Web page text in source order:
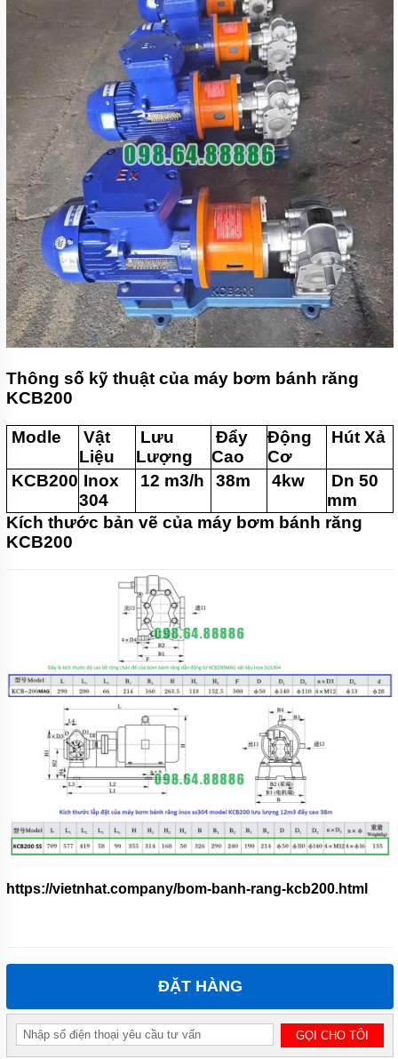
Thông số kỹ thuật của máy bơm bánh răng
KCB200
Modle
Vật
Liệu
Lưu
Lượng
Đẩy
Cao
Động
Cơ
Hút Xả
KCB200 Inox
304
12 m3/h 38m 4kw
Dn 50
mm
Kích thước bản vẽ của máy bơm bánh răng
KCB200
https://vietnhat.company/bom-banh-rang-kcb200.html
ĐẶT HÀNG